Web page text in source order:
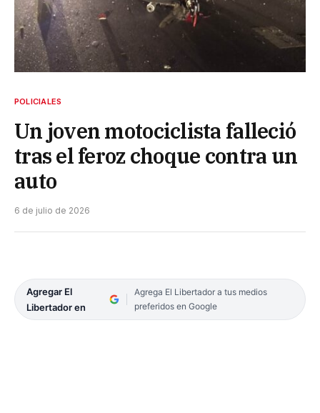
POLICIALES
Un joven motociclista falleció
tras el feroz choque contra un
auto
6 de julio de 2026
Agregar El
Libertador en
Agrega El Libertador a tus medios
preferidos en Google